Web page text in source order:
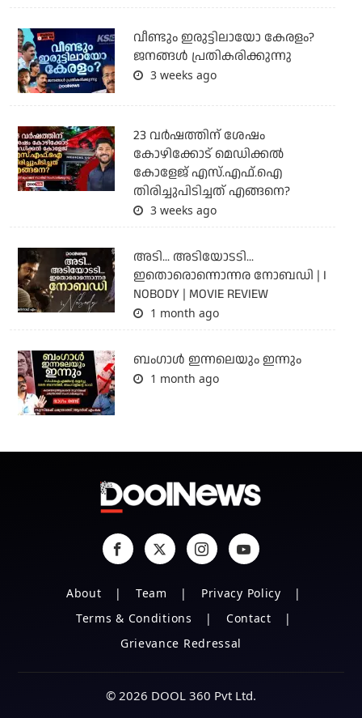
വീണ്ടും ഇരുട്ടിലായോ കേരളം?
ജനങ്ങൾ പ്രതികരിക്കുന്നു
3 weeks ago
23 വർഷത്തിന് ശേഷം
കോഴിക്കോട് മെഡിക്കൽ
കോളേജ് എസ്.എഫ്.ഐ
തിരിച്ചുപിടിച്ചത് എങ്ങനെ?
3 weeks ago
അടി... അടിയോടടി...
ഇതൊരൊന്നൊന്നര നോബഡി | I
NOBODY | MOVIE REVIEW
1 month ago
ബംഗാള്‍ ഇന്നലെയും ഇന്നും
1 month ago
About Team
Privacy Policy
Terms & Conditions
Contact
Grievance Redressal
© 2026 DOOL 360 Pvt Ltd.